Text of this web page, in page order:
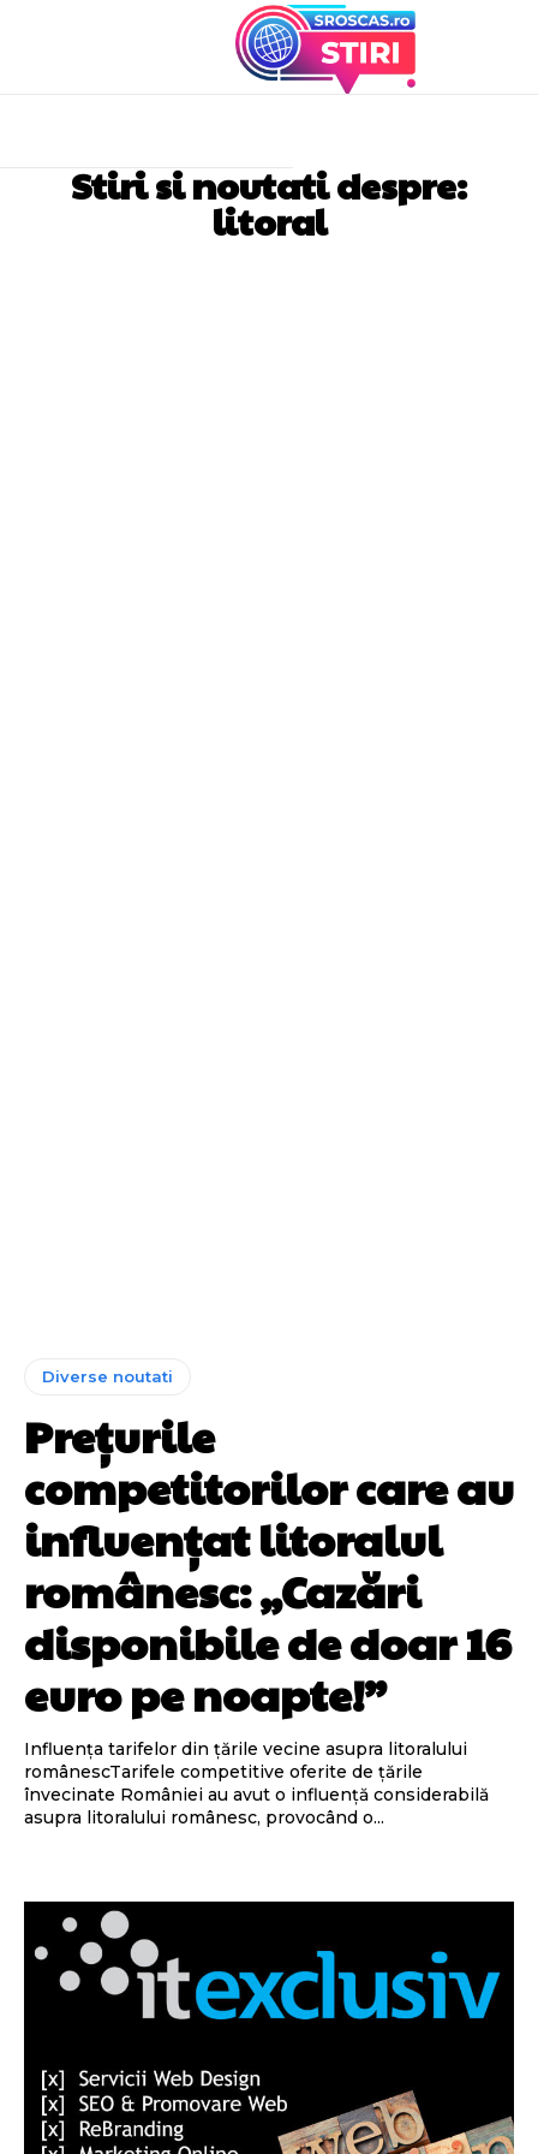
Stiri si noutati despre:
litoral
Diverse noutati
Prețurile
competitorilor care au
influențat litoralul
românesc: „Cazări
disponibile de doar 16
euro pe noapte!”
Influența tarifelor din țările vecine asupra litoralului
românescTarifele competitive oferite de țările
învecinate României au avut o influență considerabilă
asupra litoralului românesc, provocând o...